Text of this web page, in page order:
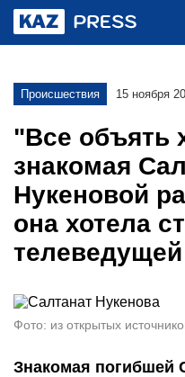
Происшествия 15 ноября
"Все объять
знакомая
Нукеновой
она хотела
телеведущей
Фото: из открытых
Знакомая погибшей